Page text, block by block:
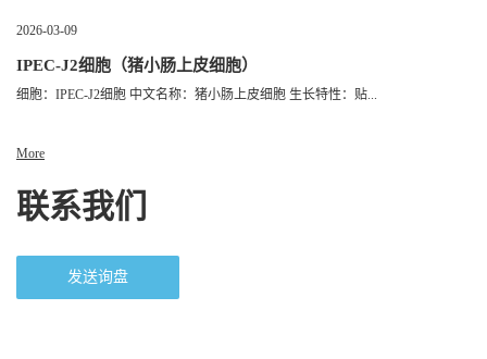
2026-03-09
IPEC-J2细胞（猪小肠上皮细胞）
细胞：IPEC-J2细胞 中文名称：猪小肠上皮细胞 生长特性：贴...
More
联系我们
发送询盘